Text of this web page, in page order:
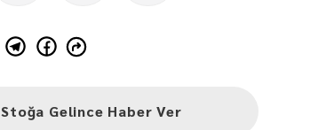
Stoğa Gelince Haber Ver